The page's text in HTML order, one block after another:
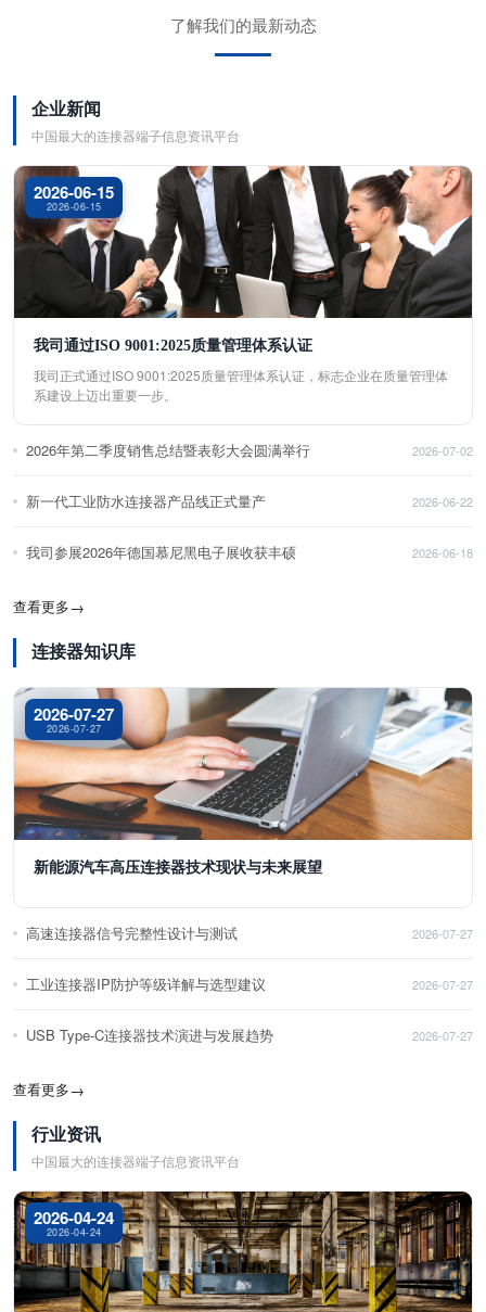
了解我们的最新动态
企业新闻
中国最大的连接器端子信息资讯平台
2026-06-15
2026-06-15
我司通过ISO 9001:2025质量管理体系认证
我司正式通过ISO 9001:2025质量管理体系认证，标志企业在质量管理体
系建设上迈出重要一步。
2026年第二季度销售总结暨表彰大会圆满举行 2026-07-02
新一代工业防水连接器产品线正式量产 2026-06-22
我司参展2026年德国慕尼黑电子展收获丰硕 2026-06-18
查看更多→
连接器知识库
2026-07-27
2026-07-27
新能源汽车高压连接器技术现状与未来展望
高速连接器信号完整性设计与测试 2026-07-27
工业连接器IP防护等级详解与选型建议 2026-07-27
USB Type-C连接器技术演进与发展趋势 2026-07-27
查看更多→
行业资讯
中国最大的连接器端子信息资讯平台
2026-04-24
2026-04-24